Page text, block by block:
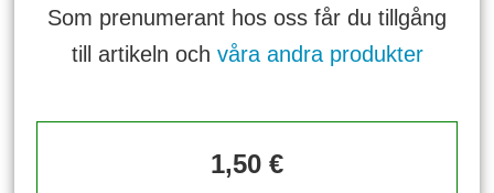
Som prenumerant hos oss får du tillgång
till artikeln och våra andra produkter
1,50 €